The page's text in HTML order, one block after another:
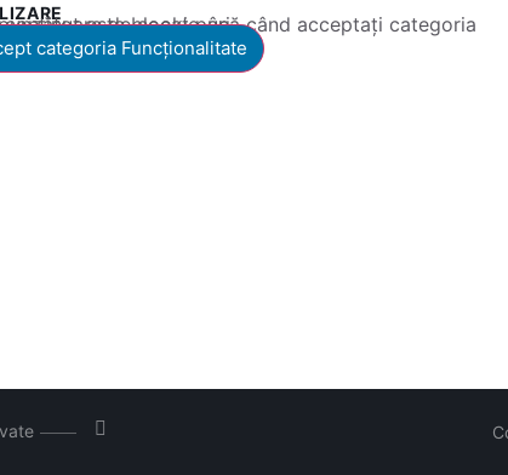
blocat până când acceptați categoria corespunzătoare de cookie-uri.
categoria Funcționalitate